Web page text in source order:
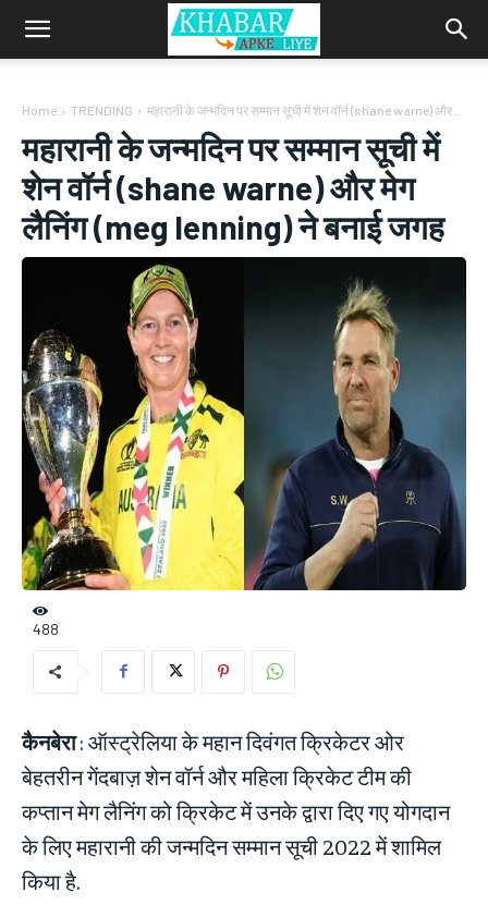
Home TRENDING महारानी के जन्मदिन पर सम्मान सूची में शेन वॉर्न (shane warne) और...
महारानी के जन्मदिन पर सम्मान सूची में
शेन वॉर्न (shane warne) और मेग
लैनिंग (meg lenning) ने बनाई जगह
488
कैनबेरा: ऑस्ट्रेलिया के महान दिवंगत क्रिकेटर ओर
बेहतरीन गेंदबाज़ शेन वॉर्न और महिला क्रिकेट टीम की
कप्तान मेग लैनिंग को क्रिकेट में उनके द्वारा दिए गए योगदान
के लिए महारानी की जन्मदिन सम्मान सूची 2022 में शामिल
किया है.